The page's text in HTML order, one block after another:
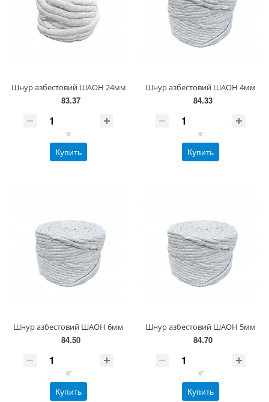
Шнур азбестовий ШАОН 24мм
83.37
кг
Купить
Шнур азбестовий ШАОН 4мм
84.33
кг
Купить
Шнур азбестовий ШАОН 6мм
84.50
кг
Купить
Шнур азбестовий ШАОН 5мм
84.70
кг
Купить